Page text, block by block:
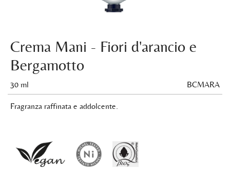
Crema Mani - Fiori d'arancio e
Bergamotto
30 ml BCMARA
Fragranza raffinata e addolcente.